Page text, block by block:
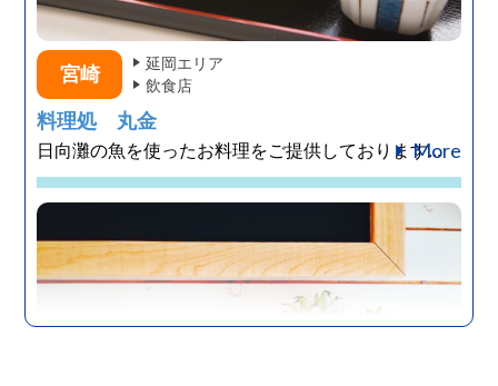
宮崎
高千穂エリア
宿泊施設
宮崎
延岡エリア
飲食店
料理処 丸金
日向灘の魚を使ったお料理をご提供しております...
More